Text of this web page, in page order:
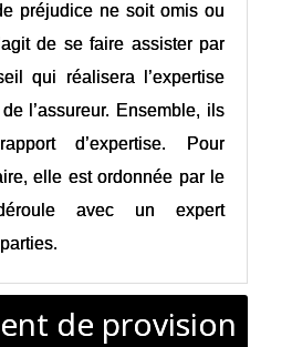
préjudice ne soit omis ou
de se faire assister par
qui réalisera l’expertise
l’assureur. Ensemble, ils
d’expertise. Pour
elle est ordonnée par le
avec un expert
de provision